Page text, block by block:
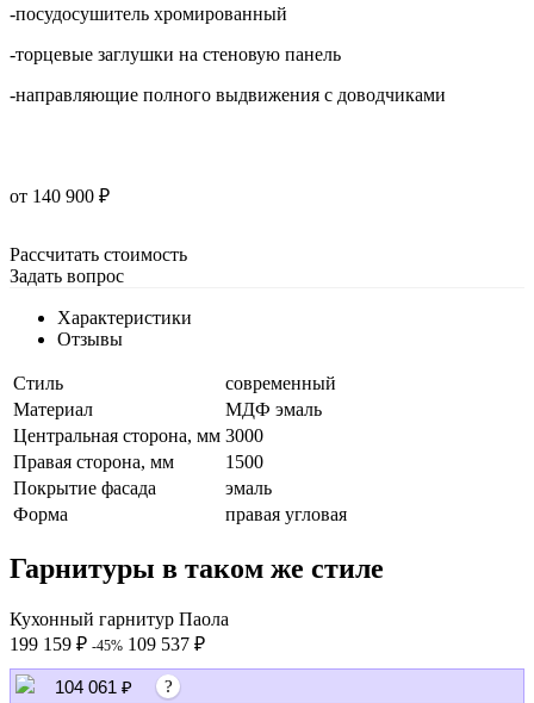
-направляющие полного выдвижения с доводчиками
от 140 900 ₽
Рассчитать стоимость
Задать вопрос
Характеристики
Отзывы
Стиль
современный
Материал
МДФ эмаль
Центральная сторона, мм 3000
Правая сторона, мм
1500
Покрытие фасада
эмаль
Форма
правая угловая
Гарнитуры в таком же стиле
Кухонный гарнитур Паола
199 159 ₽ -45% 109 537 ₽
104 061 ₽ ?